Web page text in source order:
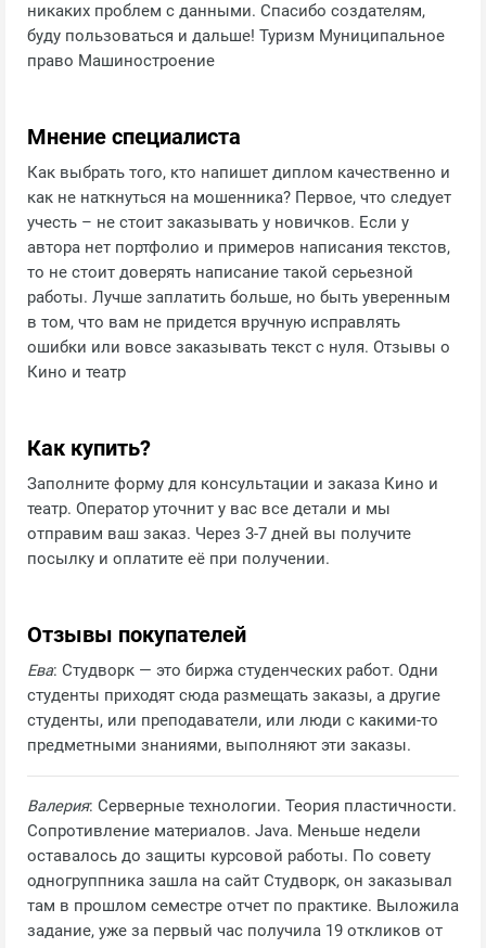
никаких проблем с данными. Спасибо создателям,
буду пользоваться и дальше! Туризм Муниципальное
право Машиностроение
Мнение специалиста
Как выбрать того, кто напишет диплом качественно и
как не наткнуться на мошенника? Первое, что следует
учесть – не стоит заказывать у новичков. Если у
автора нет портфолио и примеров написания текстов,
то не стоит доверять написание такой серьезной
работы. Лучше заплатить больше, но быть уверенным
в том, что вам не придется вручную исправлять
ошибки или вовсе заказывать текст с нуля. Отзывы о
Кино и театр
Как купить?
Заполните форму для консультации и заказа Кино и
театр. Оператор уточнит у вас все детали и мы
отправим ваш заказ. Через 3-7 дней вы получите
посылку и оплатите её при получении.
Отзывы покупателей
Ева: Студворк — это биржа студенческих работ. Одни
студенты приходят сюда размещать заказы, а другие
студенты, или преподаватели, или люди с какими-то
предметными знаниями, выполняют эти заказы.
Валерия: Серверные технологии. Теория пластичности.
Сопротивление материалов. Java. Меньше недели
оставалось до защиты курсовой работы. По совету
одногруппника зашла на сайт Студворк, он заказывал
там в прошлом семестре отчет по практике. Выложила
задание, уже за первый час получила 19 откликов от